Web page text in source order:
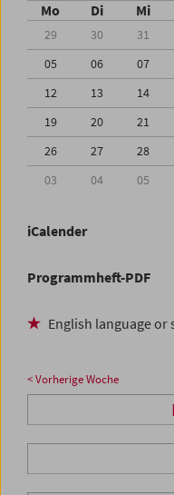
Mo Di Mi
29 30 31
05
06 07
12
13 14
19
20 21
26
27 28
03
04 05
iCalender
Programmheft-PDF
English language or
< Vorherige Woche